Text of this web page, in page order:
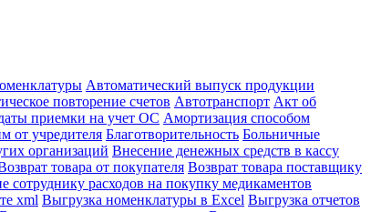
Автоматический выпуск продукции
повторение счетов Автотранспорт Акт об
приемки на учет ОС Амортизация способом
от учредителя Благотворительность Больничные
организаций Внесение денежных средств в кассу
товара от покупателя Возврат товара поставщику
сотруднику расходов на покупку медикаментов
xml Выгрузка номенклатуры в Excel Выгрузка отчетов